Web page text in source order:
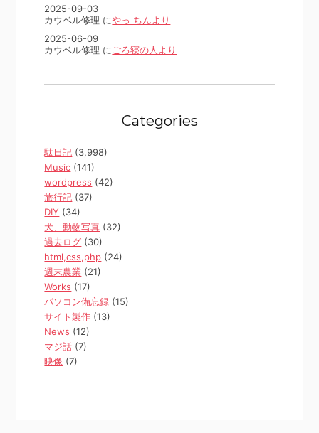
2025-09-03
カウベル修理 にやっ ちんより
2025-06-09
カウベル修理 に ごろ寝の人より
Categories
駄日記 (3,998)
Music (141)
wordpress (42)
旅行記 (37)
DIY (34)
犬、動物写真 (32)
過去ログ (30)
html,css,php (24)
週末農業 (21)
Works (17)
パソコン備忘録 (15)
サイト製作 (13)
News (12)
マジ話 (7)
映像 (7)